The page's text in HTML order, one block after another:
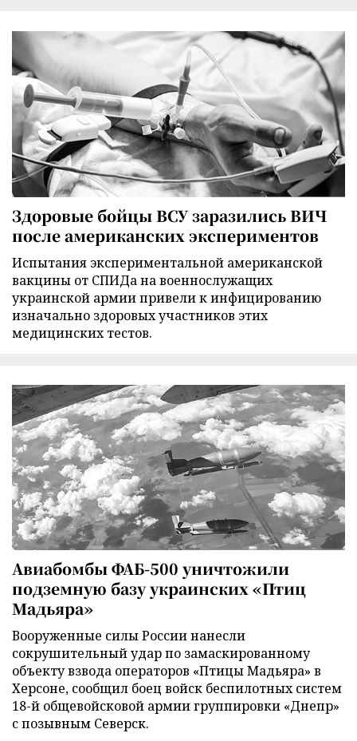
Здоровые бойцы ВСУ заразились ВИЧ
после американских экспериментов
Испытания экспериментальной американской
вакцины от СПИДа на военнослужащих
украинской армии привели к инфицированию
изначально здоровых участников этих
медицинских тестов.
Авиабомбы ФАБ-500 уничтожили
подземную базу украинских «Птиц
Мадьяра»
Вооруженные силы России нанесли
сокрушительный удар по замаскированному
объекту взвода операторов «Птицы Мадьяра» в
Херсоне, сообщил боец войск беспилотных систем
18-й общевойсковой армии группировки «Днепр»
с позывным Северск.